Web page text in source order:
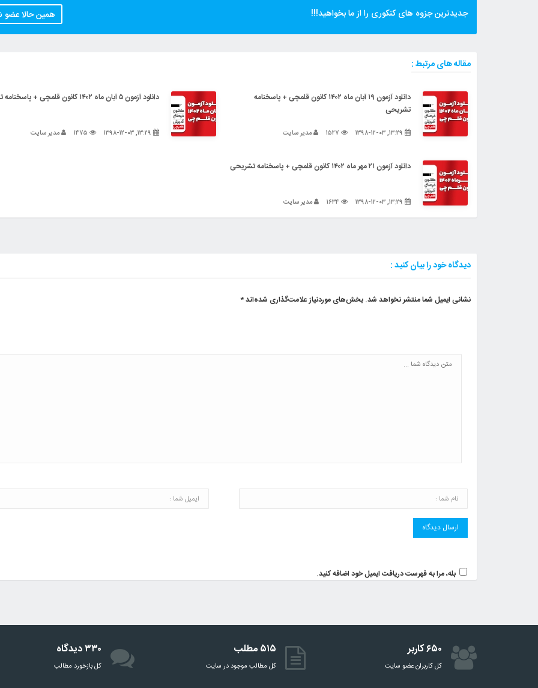
جدیدترین جزوه های کنکوری را از ما بخواهید!!! همین حالا عضو
مقاله های مرتبط :
دانلود آزمون ۱۹ آبان ماه ۱۴۰۲ کانون قلمچی + پاسخنامه
تشریحی
مدیر سایت
دانلود آزمون ۵ آبان ماه ۱۴۰۲ کانون قلمچی + پاسخنامه تشریحی
۱۳:۲۹, ۱۳۹۸-۱۲-۰۳ ۱۴۷۵ مدیر سایت
دانلود آزمون ۲۱ مهر ماه ۱۴۰۲ کانون قلمچی + پاسخنامه تشریحی
مدیر سایت
دیدگاه خود را بیان کنید :
نشانی ایمیل شما منتشر نخواهد شد. بخش‌های موردنیاز علامت‌گذاری شده‌اند*
بله، مرا به فهرست دریافت ایمیل خود اضافه کنید.
۶۵۰ کاربر
کل کاربران عضو سایت
۵۱۵ مطلب
کل مطالب موجود در سایت
۳۳۰ دیدگاه
‌کل بازخورد مطالب